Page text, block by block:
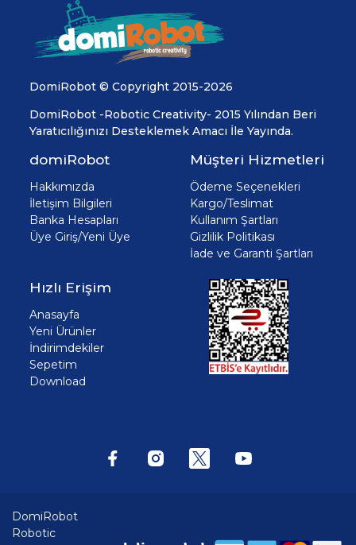
DomiRobot © Copyright 2015-2026
DomiRobot -Robotic Creativity- 2015 Yılından Beri
Yaratıcılığınızı Desteklemek Amacı İle Yayında.
domiRobot
Hakkımızda
İletişim Bilgileri
Banka Hesapları
Üye Giriş/Yeni Üye
Müşteri Hizmetleri
Ödeme Seçenekleri
Kargo/Teslimat
Kullanım Şartları
Gizlilik Politikası
İade ve Garanti Şartları
Hızlı Erişim
Anasayfa
Yeni Ürünler
İndirimdekiler
Sepetim
Download
DomiRobot
Robotic